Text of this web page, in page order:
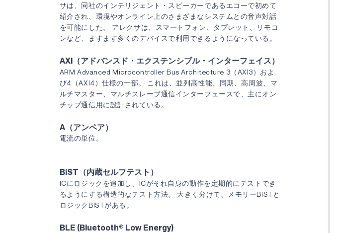
サは、同社のインテリジェント・スピーカーであるエコーで初めて
紹介され、環境やオンライン上のさまざまなシステムとの音声対話
を可能にした。 アレクサは、スマートフォン、タブレット、リモコ
ンなど、ますます多くのデバイスで利用できるようになっている。
AXI（アドバンスド・エクステンシブル・インターフェイス）
ARM Advanced Microcontroller Bus Architecture 3（AXI3）およ
び4（AXI4）仕様の一部。 これは、並列高性能、同期、高周波、マ
ルチマスター、マルチスレーブ通信インターフェースで、主にオン
チップ通信用に設計されている。
A（アンペア）
電流の単位。
BiST（内蔵セルフテスト）
ICにロジックを追加し、ICがそれ自身の動作を定期的にテストでき
るようにする構造的なテスト方法。 大きく分けて、メモリーBISTと
ロジックBISTがある。
BLE (Bluetooth® Low Energy)